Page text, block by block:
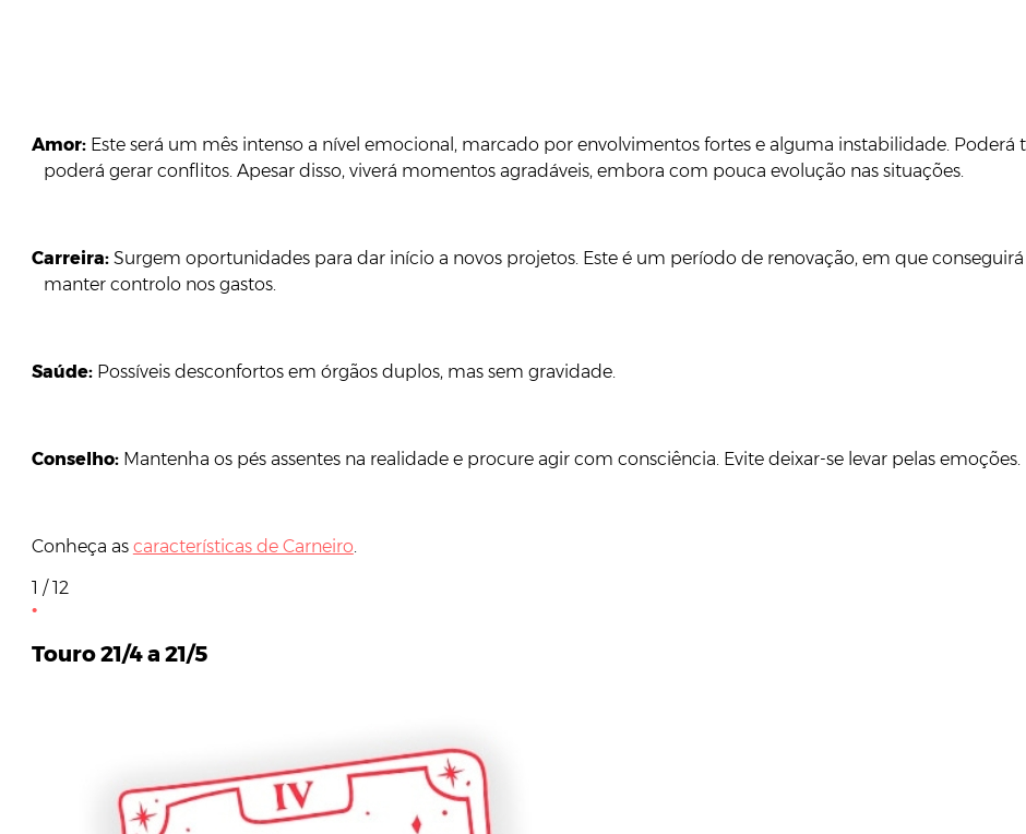
Amor: Este será um mês intenso a nível emocional, marcado por envolvimentos fortes e alguma instabilidade.
poderá gerar conflitos. Apesar disso, viverá momentos agradáveis, embora com pouca evolução nas situações.
Carreira: Surgem oportunidades para dar início a novos projetos. Este é um período de renovação, em que
manter controlo nos gastos.
Saúde: Possíveis desconfortos em órgãos duplos, mas sem gravidade.
Conselho:Mantenha os pés assentes na realidade e procure agir com consciência. Evite deixar-se levar pelas emoções.
Conheça as características de Carneiro.
1 / 12
Touro 21/4 a 21/5